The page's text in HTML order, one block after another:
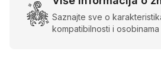
Saznajte sve o
kompatibilnosti i